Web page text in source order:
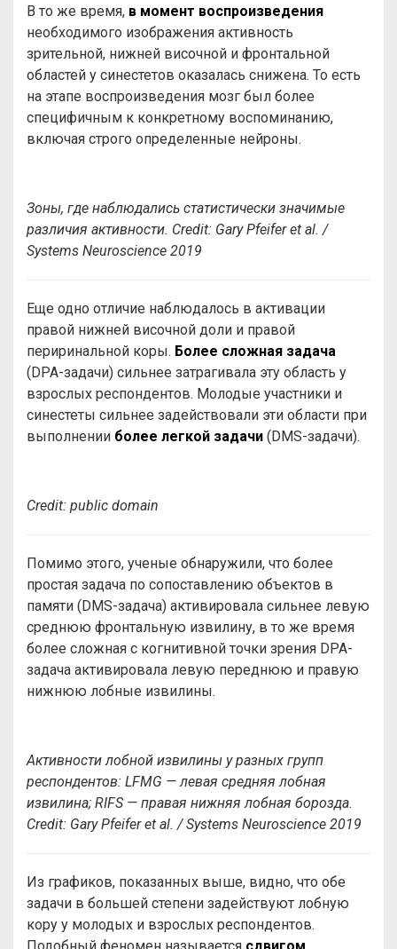
В то же время, в момент воспроизведения
необходимого изображения активность
зрительной, нижней височной и фронтальной
областей у синестетов оказалась снижена. То есть
на этапе воспроизведения мозг был более
специфичным к конкретному воспоминанию,
включая строго определенные нейроны.
Зоны, где наблюдались статистически значимые
различия активности. Credit: Gary Pfeiferet al. /
Systems Neuroscience 2019
Еще одно отличие наблюдалось в активации
правой нижней височной доли и правой
периринальной коры. Более сложная задача
(DPA-задачи) сильнее затрагивала эту область у
взрослых респондентов. Молодые участники и
синестеты сильнее задействовали эти области при
выполнении более легкой задачи (DMS-задачи).
Сredit: public domain
Помимо этого, ученые обнаружили, что более
простая задача по сопоставлению объектов в
памяти (DMS-задача) активировала сильнее левую
среднюю фронтальную извилину, в то же время
более сложная с когнитивной точки зрения DPA-
задача активировала левую переднюю и правую
нижнюю лобные извилины.
Активности лобной извилины у разных групп
респондентов: LFMG — левая средняя лобная
извилина; RIFS — правая нижняя лобная борозда.
Credit: Gary Pfeiferet al. /Systems Neuroscience 2019
Из графиков, показанных выше, видно, что обе
задачи в большей степени задействуют лобную
кору у молодых и взрослых респондентов.